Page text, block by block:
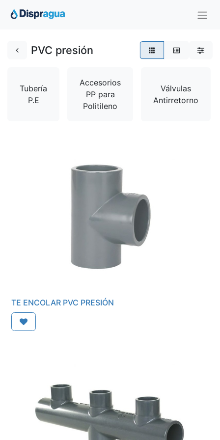
PVC presión
Tubería
P.E
Accesorios
PP para
Politileno
Válvulas
Antirretorno
TE ENCOLAR PVC PRESIÓN